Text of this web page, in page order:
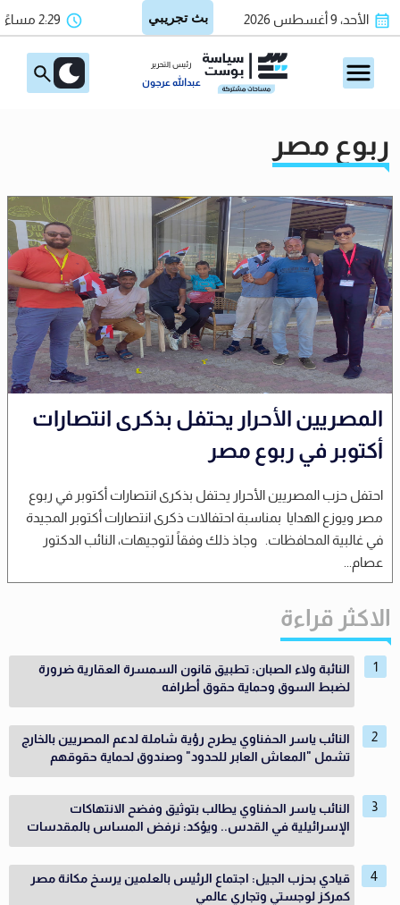
الأحد، 9 أغسطس 2026 2:29 مساءً
رئيس التحرير
عبدالله عرجون
ربوع مصر
المصريين الأحرار يحتفل بذكرى انتصارات
أكتوبر في ربوع مصر
احتفل حزب المصريين الأحرار يحتفل بذكرى انتصارات أكتوبر في ربوع
مصر ويوزع الهدايا بمناسبة احتفالات ذكرى انتصارات أكتوبر المجيدة
في غالبية المحافظات. وجاذ ذلك وفقاً لتوجيهات، النائب الدكتور
عصام...
الاكثر قراءة
النائبة ولاء الصبان: تطبيق قانون السمسرة العقارية ضرورة
لضبط السوق وحماية حقوق أطرافه
النائب ياسر الحفناوي يطرح رؤية شاملة لدعم المصريين بالخارج
تشمل "المعاش العابر للحدود" وصندوق لحماية حقوقهم
النائب ياسر الحفناوي يطالب بتوثيق وفضح الانتهاكات
الإسرائيلية في القدس.. ويؤكد: نرفض المساس بالمقدسات
قيادي بحزب الجيل: اجتماع الرئيس بالعلمين يرسخ مكانة مصر
كمركز لوجستي وتجاري عالمي